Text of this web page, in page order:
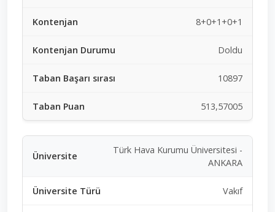
8+0+1+0+1
Doldu
10897
513,57005
Türk Hava Kurumu Üniversitesi -
ANKARA
Vakıf